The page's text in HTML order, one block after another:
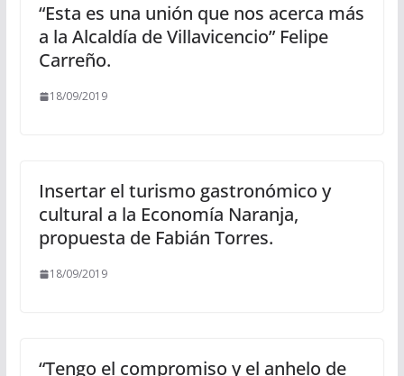
“Esta es una unión que nos acerca más
a la Alcaldía de Villavicencio” Felipe
Carreño.
18/09/2019
Insertar el turismo gastronómico y
cultural a la Economía Naranja,
propuesta de Fabián Torres.
18/09/2019
“Tengo el compromiso y el anhelo de